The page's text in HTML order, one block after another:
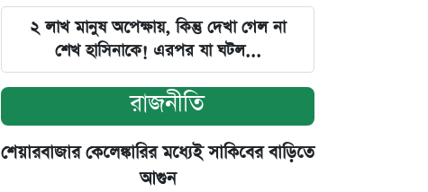
২ লাখ মানুষ অপেক্ষায়, কিন্তু দেখা গেল না
শেখ হাসিনাকে! এরপর যা ঘটল...
রাজনীতি
শেয়ারবাজার কেলেঙ্কারির মধ্যেই সাকিবের বাড়িতে
আগুন